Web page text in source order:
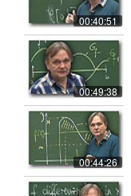
00:40:51
00:49:38
00:44:26